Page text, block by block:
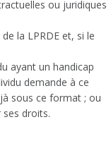
ou juridiques
la LPRDE et, si le
ayant un handicap
demande à ce
sous ce format ; ou
ses droits.